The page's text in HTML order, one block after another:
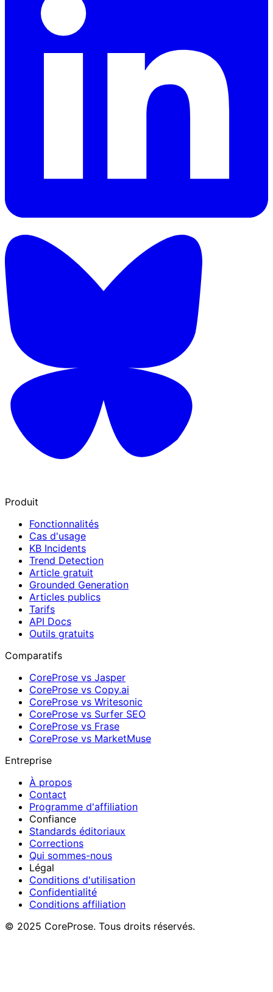
Produit
Fonctionnalités
Cas d'usage
KB Incidents
Trend Detection
Article gratuit
Grounded Generation
Articles publics
Tarifs
API Docs
Outils gratuits
Comparatifs
CoreProse vs Jasper
CoreProse vs Copy.ai
CoreProse vs Writesonic
CoreProse vs Surfer SEO
CoreProse vs Frase
CoreProse vs MarketMuse
Entreprise
À propos
Contact
Programme d'affiliation
Confiance
Standards éditoriaux
Corrections
Qui sommes-nous
Légal
Conditions d'utilisation
Confidentialité
Conditions affiliation
© 2025 CoreProse. Tous droits réservés.